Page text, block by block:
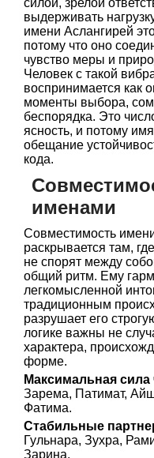
силой, зрелой
выдерживать
имени Аслангирей
потому что оно
чувство меры и
Человек с такой
воспринимается как
моменты выбора,
беспорядка. Это
ясность, и потому
обещание
кода.
именами
Совместимость
раскрывается там,
не спорят между
общий ритм. Ему
легкомысленной
традиционным
разрушает его
логике важны не
характера,
форме.
Максимальная
Зарема, Патимат,
Фатима.
Стабильные
Гульнара, Зухра,
Зарина.